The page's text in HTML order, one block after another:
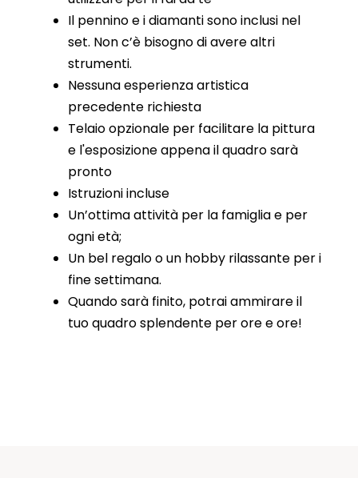
Il pennino e i diamanti sono inclusi nel
set. Non c’è bisogno di avere altri
strumenti.
Nessuna esperienza artistica
precedente richiesta
Telaio opzionale per facilitare la pittura
e l'esposizione appena il quadro sarà
pronto
Istruzioni incluse
Un’ottima attività per la famiglia e per
ogni età;
Un bel regalo o un hobby rilassante per i
fine settimana.
Quando sarà finito, potrai ammirare il
tuo quadro splendente per ore e ore!